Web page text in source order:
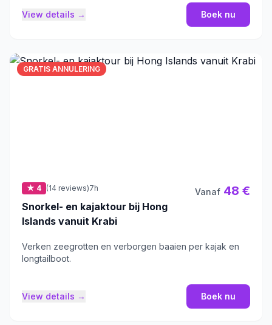
View details → Boek nu
GRATIS ANNULERING
★ 4 (14 reviews)7h
Snorkel- en kajaktour bij Hong
Islands vanuit Krabi
Vanaf 48 €
Verken zeegrotten en verborgen baaien per kajak en
longtailboot.
View details → Boek nu